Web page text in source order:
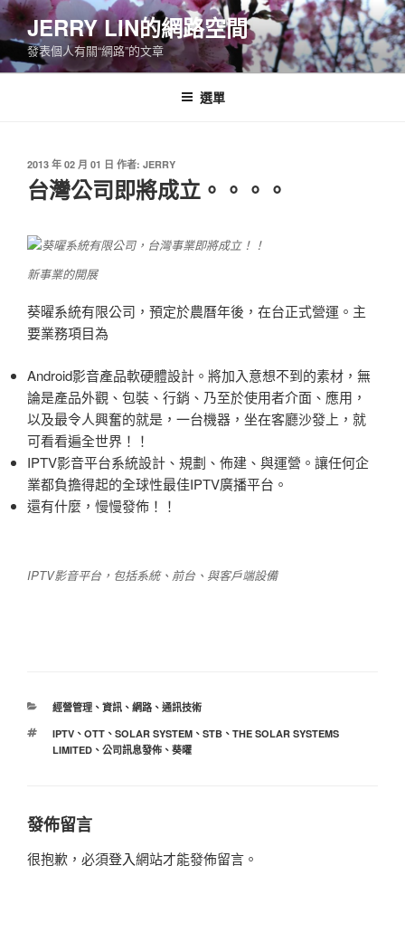
跳
至
主
要
JERRY LIN的網路空間
發表個人有關“網路”的文章
選單
發
佈
於
2013 年 02 月 01 日 作者: JERRY
台灣公司即將成立。。。。
新事業的開展
葵曜系統有限公司，預定於農曆年後，在台正式營運。主
要業務項目為
Android影音產品軟硬體設計。將加入意想不到的素材，無
論是產品外觀、包裝、行銷、乃至於使用者介面、應用，
以及最令人興奮的就是，一台機器，坐在客廳沙發上，就
可看看遍全世界！！
IPTV影音平台系統設計、規劃、佈建、與運營。讓任何企
業都負擔得起的全球性最佳IPTV廣播平台。
還有什麼，慢慢發佈！！
IPTV影音平台，包括系統、前台、與客戶端設備
分
經營管理、 資訊、網路、通訊技術
標
籤
IPTV、 OTT、 SOLAR SYSTEM、 STB、 THE SOLAR SYSTEMS
LIMITED、 公司訊息發佈、 葵曜
發佈留言
很抱歉，必須登入網站才能發佈留言。